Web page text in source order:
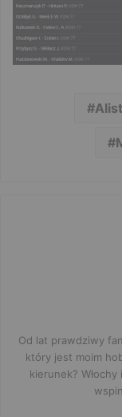
Od lat prawdziwy
który jest moim
kierunek?